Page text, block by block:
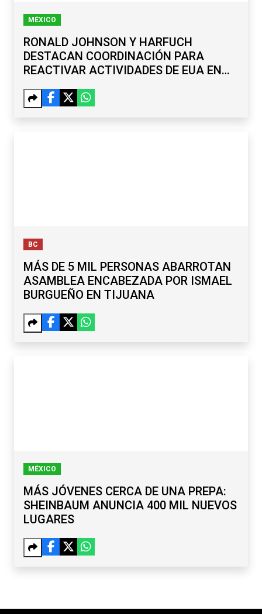
MÉXICO
RONALD JOHNSON Y HARFUCH
DESTACAN COORDINACIÓN PARA
REACTIVAR ACTIVIDADES DE EUA EN
BC
MÁS DE 5 MIL PERSONAS ABARROTAN
ASAMBLEA ENCABEZADA POR ISMAEL
BURGUEÑO EN TIJUANA
MÉXICO
MÁS JÓVENES CERCA DE UNA PREPA:
SHEINBAUM ANUNCIA 400 MIL NUEVOS
LUGARES